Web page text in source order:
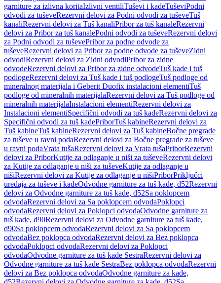
garniture za izlivna koritaIzlivni ventiliTuševi i kadeTuševiPodni
odvodi za tuševeRezervni delovi za Podni odvodi za tuševeTuš
kanaliRezervni delovi za Tuš kanaliPribor za tuš kanaleRezervni
delovi za Pribor za tuš kanalePodni odvodi za tuševeRezervni delovi
za Podni odvodi za tuševePribor za podne odvode za
tuševeRezervni delovi za Pribor za podne odvode za tuševeZidni
odvodiRezervni delovi za Zidni odvodiPribor za zidne
odvodeRezervni delovi za Pribor za zidne odvodeTuš kade i tuš
podlogeRezervni delovi za Tuš kade i tuš podlogeTuš podloge od
mineralnog materijala i Geberit Duofix instalacioni elementiTuš
podloge od mineralnih materijalaRezervni delovi za Tuš podloge od
mineralnih materijalaInstalacioni elementiRezervni delovi za
Instalacioni elementiSpecifični odvodi za tuš kadeRezervni delovi za
Specifični odvodi za tuš kadePriborTuš kabineRezervni delovi za
Tuš kabineTuš kabineRezervni delovi za Tuš kabineBočne pregrade
za tuševe u ravni podaRezervni delovi za Bočne pregrade za tuševe
u ravni podaVrata tušaRezervni delovi za Vrata tušaPriborRezervni
delovi za PriborKutije za odlaganje u niši za tuševeRezervni delovi
za Kutije za odlaganje u niši za tuševeKutije za odlaganje u
nišiRezervni delovi za Kutije za odlaganje u nišiPriborPriključci
uređaja za tuševe i kadeOdvodne garniture za tuš kade, d52Rezervni
delovi za Odvodne garniture za tuš kade, d52Sa poklopcem
odvodaRezervni delovi za Sa poklopcem odvodaPoklopci
odvodaRezervni delovi za Poklopci odvodaOdvodne garniture za
tuš kade, d90Rezervni delovi za Odvodne garniture za tuš kade,
d90Sa poklopcem odvodaRezervni delovi za Sa poklopcem
odvodaBez poklopca odvodaRezervni delovi za Bez poklopca
odvodaPoklopci odvodaRezervni delovi za Poklopci
odvodaOdvodne garniture za tuš kade SestraRezervni delovi za
Odvodne garniture za tuš kade SestraBez poklopca odvodaRezervni
delovi za Bez poklopca odvodaOdvodne garniture za kade,